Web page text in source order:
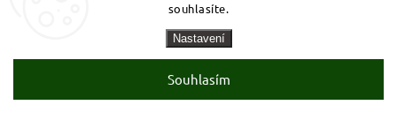
souhlasíte.
Nastavení
Souhlasím
Souhlasím s